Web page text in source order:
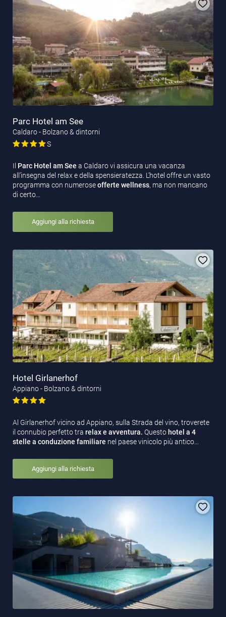
Parc Hotel am See
Caldaro - Bolzano & dintorni
S
Il Parc Hotel am See a Caldaro vi assicura una vacanza
all’insegna del relax e della spensieratezza. L’hotel offre un vasto
programma con numeroseofferte wellness, ma non mancano
di certo…
Aggiungi alla richiesta
Hotel Girlanerhof
Appiano - Bolzano & dintorni
Al Girlanerhof vicino ad Appiano, sulla Strada del vino, troverete
il connubio perfetto tra relax e avventura. Questo hotel a 4
stelle a conduzione familiare nel paese vinicolo più antico…
Aggiungi alla richiesta